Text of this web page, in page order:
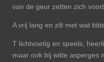
van de geur zetten zich voort
A vrij lang en zilt met wat
T lichtvoetig en speels,
maar ook bij witte asperges